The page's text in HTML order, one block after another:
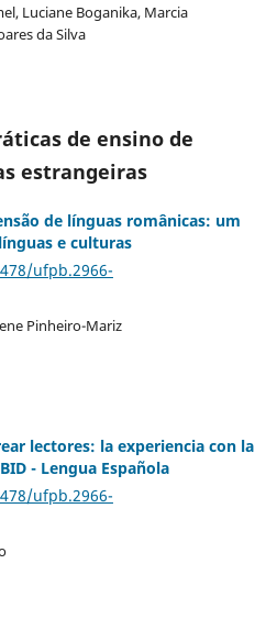
Luciane Boganika, Marcia
da Silva
de ensino de
estrangeiras
de línguas românicas: um
e culturas
ufpb.2966-
Pinheiro-Mariz
lectores: la experiencia con la
- Lengua Española
ufpb.2966-